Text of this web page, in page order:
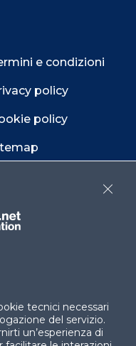
e condizioni
policy
policy
Center
tecnici necessari
del servizio.
un’esperienza di